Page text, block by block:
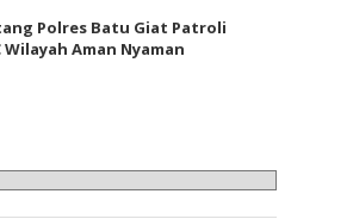
Polres Batu Giat Patroli
Aman Nyaman